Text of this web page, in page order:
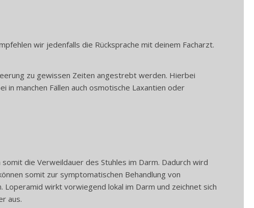
wir jedenfalls die Rücksprache mit deinem Facharzt.
zu gewissen Zeiten angestrebt werden. Hierbei
in manchen Fällen auch osmotische Laxantien oder
die Verweildauer des Stuhles im Darm. Dadurch wird
somit zur symptomatischen Behandlung von
wirkt vorwiegend lokal im Darm und zeichnet sich
aus.